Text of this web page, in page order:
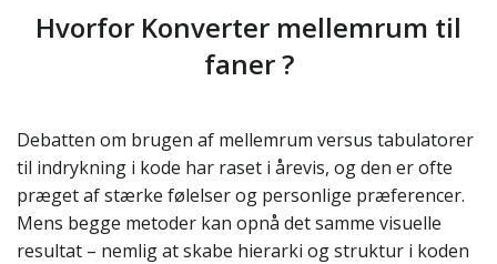
Hvorfor Konverter mellemrum til
faner ?
Debatten om brugen af mellemrum versus tabulatorer
til indrykning i kode har raset i årevis, og den er ofte
præget af stærke følelser og personlige præferencer.
Mens begge metoder kan opnå det samme visuelle
resultat – nemlig at skabe hierarki og struktur i koden